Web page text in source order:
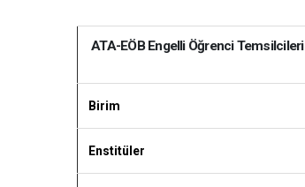
ATA-EÖB Engelli Öğrenci Temsilcileri
Birim
Enstitüler